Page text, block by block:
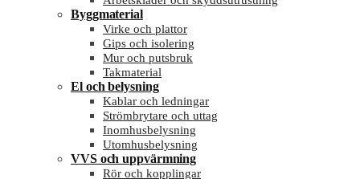
Byggmaterial
Virke och plattor
Gips och isolering
Mur och putsbruk
Takmaterial
El och belysning
Kablar och ledningar
Strömbrytare och uttag
Inomhusbelysning
Utomhusbelysning
VVS och uppvärmning
Rör och kopplingar